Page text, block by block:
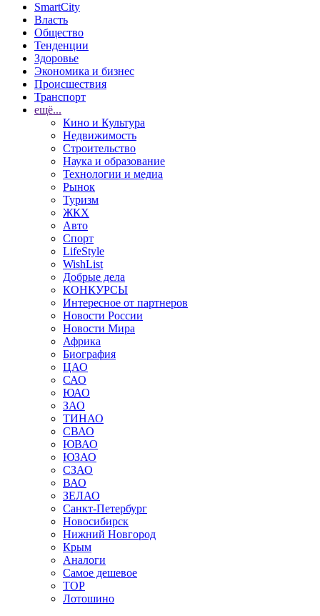
SmartCity
Власть
Общество
Тенденции
Здоровье
Экономика и бизнес
Происшествия
Транспорт
ещё...
Кино и Культура
Недвижимость
Строительство
Наука и образование
Технологии и медиа
Рынок
Туризм
ЖКХ
Авто
Спорт
LifeStyle
WishList
Добрые дела
КОНКУРСЫ
Интересное от партнеров
Новости России
Новости Мира
Африка
Биография
ЦАО
САО
ЮАО
ЗАО
ТИНАО
СВАО
ЮВАО
ЮЗАО
СЗАО
ВАО
ЗЕЛАО
Санкт-Петербург
Новосибирск
Нижний Новгород
Крым
Аналоги
Самое дешевое
TOP
Лотошино